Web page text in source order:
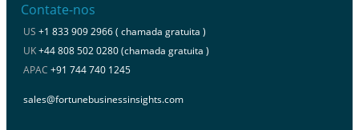
Contate-nos
US +1 833 909 2966 ( chamada gratuita )
UK+44 808 502 0280 (chamada gratuita )
APAC +91 744 740 1245
sales@fortunebusinessinsights.com